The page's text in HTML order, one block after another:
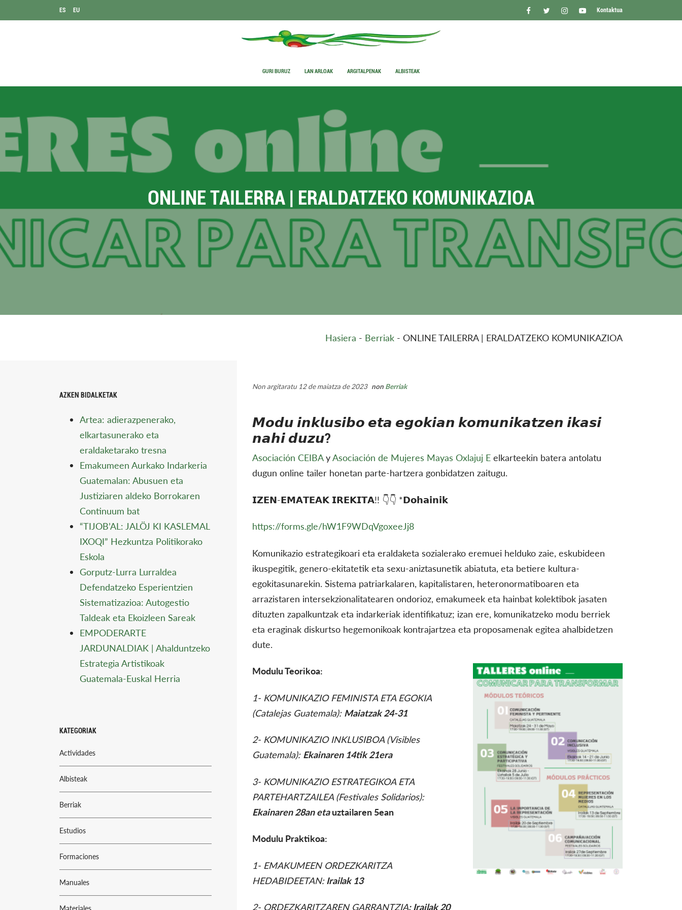
ES EU Kontaktua
GURI BURUZ LAN ARLOAK ARGITALPENAK ALBISTEAK
ONLINE TAILERRA | ERALDATZEKO KOMUNIKAZIOA
Hasiera - Berriak - ONLINE TAILERRA | ERALDATZEKO KOMUNIKAZIOA
Non argitaratu 12 de maiatza de 2023 non Berriak
𝙈𝙤𝙙𝙪 𝙞𝙣𝙠𝙡𝙪𝙨𝙞𝙗𝙤 𝙚𝙩𝙖 𝙚𝙜𝙤𝙠𝙞𝙖𝙣 𝙠𝙤𝙢𝙪𝙣𝙞𝙠𝙖𝙩𝙯𝙚𝙣 𝙞𝙠𝙖𝙨𝙞
𝙣𝙖𝙝𝙞 𝙙𝙪𝙯𝙪?
Asociación CEIBAyAsociación de Mujeres Mayas Oxlajuj E elkarteekin batera antolatu
dugun online tailer honetan parte-hartzera gonbidatzen zaitugu.
𝗜𝗭𝗘𝗡-𝗘𝗠𝗔𝗧𝗘𝗔𝗞 𝗜𝗥𝗘𝗞𝗜𝗧𝗔!! 👇👇 *𝗗𝗼𝗵𝗮𝗶𝗻𝗶𝗸
https://forms.gle/hW1F9WDqVgoxeeJj8
Komunikazio estrategikoari eta eraldaketa sozialerako eremuei helduko zaie, eskubideen
ikuspegitik, genero-ekitatetik eta sexu-aniztasunetik abiatuta, eta betiere kultura-
egokitasunarekin. Sistema patriarkalaren, kapitalistaren, heteronormatiboaren eta
arrazistaren intersekzionalitatearen ondorioz, emakumeek eta hainbat kolektibok jasaten
dituzten zapalkuntzak eta indarkeriak identifikatuz; izan ere, komunikatzeko modu berriek
eta eraginak diskurtso hegemonikoak kontrajartzea eta proposamenak egitea ahalbidetzen
dute.
Modulu Teorikoa:
1- KOMUNIKAZIO FEMINISTA ETA EGOKIA
(Catalejas Guatemala): Maiatzak 24-31
2- KOMUNIKAZIO INKLUSIBOA (Visibles
Guatemala): Ekainaren 14tik 21era
3- KOMUNIKAZIO ESTRATEGIKOA ETA
PARTEHARTZAILEA (Festivales Solidarios):
Ekainaren 28an etauztailaren 5ean
Modulu Praktikoa:
1- EMAKUMEEN ORDEZKARITZA
HEDABIDEETAN:Irailak 13
2- ORDEZKARITZAREN GARRANTZIA: Irailak 20
AZKEN BIDALKETAK
Artea: adierazpenerako,
elkartasunerako eta
eraldaketarako tresna
Emakumeen Aurkako Indarkeria
Guatemalan: Abusuen eta
Justiziaren aldeko Borrokaren
Continuum bat
“TIJOB’AL: JALÖJ KI KASLEMAL
IXOQI” Hezkuntza Politikorako
Eskola
Gorputz-Lurra Lurraldea
Defendatzeko Esperientzien
Sistematizazioa: Autogestio
Taldeak eta Ekoizleen Sareak
EMPODERARTE
JARDUNALDIAK | Ahalduntzeko
Estrategia Artistikoak
Guatemala-Euskal Herria
KATEGORIAK
Actividades
Albisteak
Berriak
Estudios
Formaciones
Manuales
Materiales